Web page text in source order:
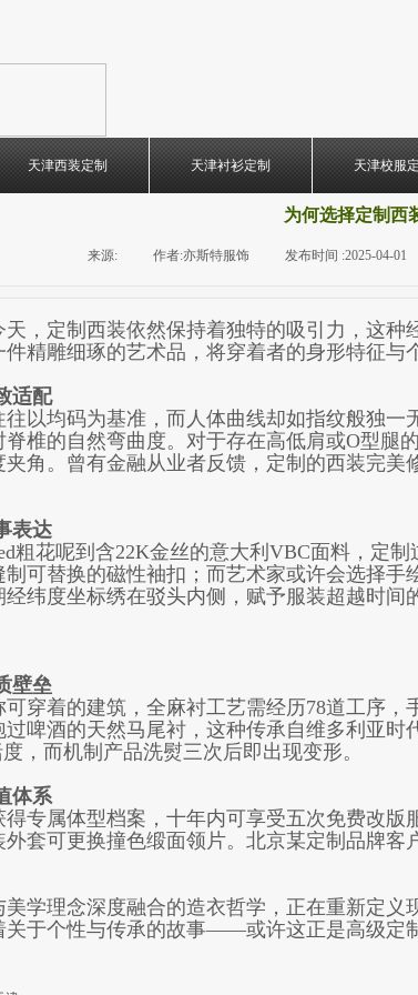
天津西装定制 天津衬衫定制 天津校服
为何选择定制西
来源: 作者:亦斯特服饰 发布时间 :2025-04-01
，定制西装依然保持着独特的吸引力，这
精雕细琢的艺术品，将穿着者的身形特征与
适配
以均码为基准，而人体曲线却如指纹般独
椎的自然弯曲度。对于存在高低肩或O型腿
夹角。曾有金融从业者反馈，定制的西装完
表达
粗花呢到含22K金丝的意大利VBC面料，定
制可替换的磁性袖扣；而艺术家或许会选择
纬度坐标绣在驳头内侧，赋予服装超越时间
壁垒
穿着的建筑，全麻衬工艺需经历78道工序
啤酒的天然马尾衬，这种传承自维多利亚
，而机制产品洗熨三次后即出现变形。
体系
专属体型档案，十年内可享受五次免费改
套可更换撞色缎面领片。北京某定制品牌
学理念深度融合的造衣哲学，正在重新定
关于个性与传承的故事——或许这正是高级定